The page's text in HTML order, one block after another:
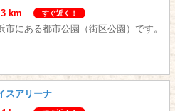
km
すぐ近く！
市にある都市公園（街区公園）です。
スアリーナ